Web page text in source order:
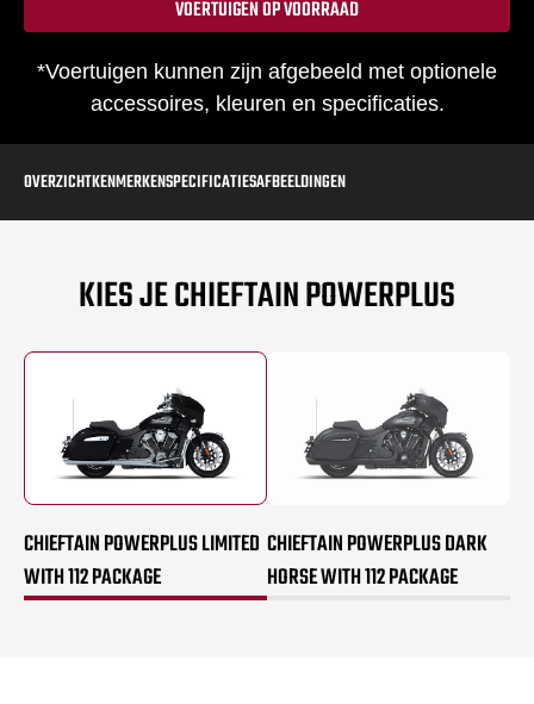
VOERTUIGEN OP VOORRAAD
*Voertuigen kunnen zijn afgebeeld met optionele
accessoires, kleuren en specificaties.
OVERZICHTKENMERKENSPECIFICATIESAFBEELDINGEN
KIES JE CHIEFTAIN POWERPLUS
CHIEFTAIN POWERPLUS LIMITED
WITH 112 PACKAGE
CHIEFTAIN POWERPLUS DARK
HORSE WITH 112 PACKAGE